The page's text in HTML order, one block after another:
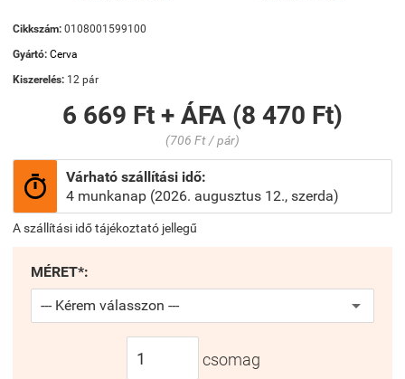
Cikkszám: 0108001599100
Gyártó: Cerva
Kiszerelés: 12 pár
6 669 Ft + ÁFA (8 470 Ft)
(706 Ft / pár)

Várható szállítási idő:
4 munkanap (2026. augusztus 12., szerda)
A szállítási idő tájékoztató jellegű
MÉRET*:
csomag